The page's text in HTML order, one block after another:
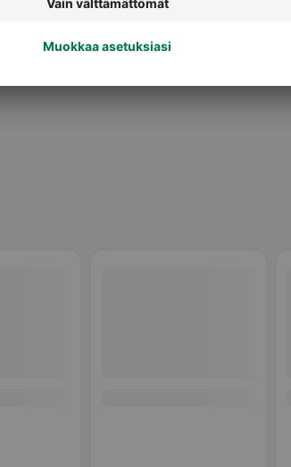
Valmiit pakasteateriat